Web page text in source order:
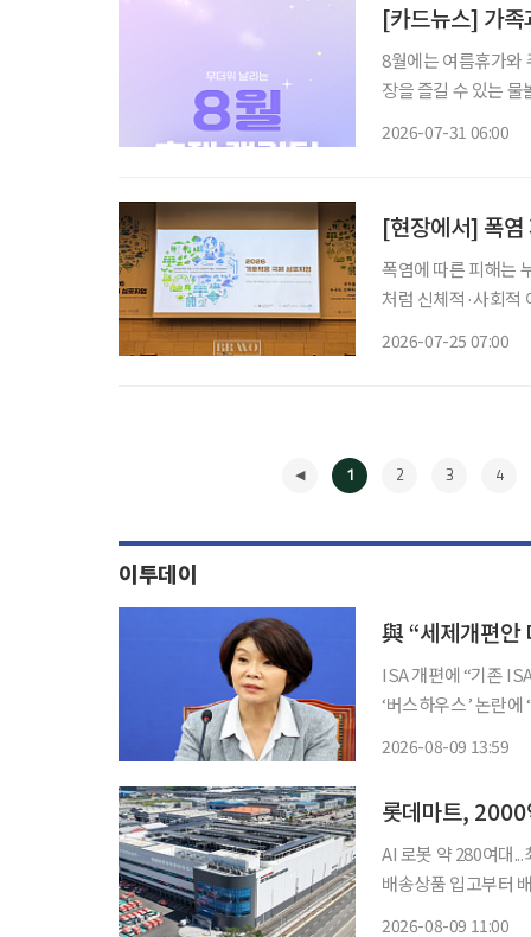
[카드뉴스] 가
8월에는 여름휴가와
장을 즐길 수 있는
2026-07-31 06:00
[현장에서] 폭
폭염에 따른 피해는
처럼 신체적·사회적
2026-07-25 07:00
1 2 3 4
이투데이
與 “세제개편안
ISA 개편에 “기존
‘버스하우스’ 논란에
2026-08-09 13:59
AI 로봇 약 280여대
배송상품 입고부터 배송까지 전 과
2026-08-09 11:00